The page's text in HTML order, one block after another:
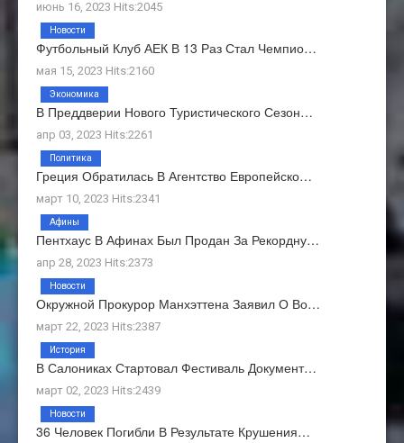
июнь 16, 2023 Hits:2045
Футбольный Клуб АЕК В 13 Раз Стал Чемпио…
мая 15, 2023 Hits:2160
Новости
В Преддверии Нового Туристического Сезон…
апр 03, 2023 Hits:2261
Экономика
Греция Обратилась В Агентство Европейско…
март 10, 2023 Hits:2341
Политика
Пентхаус В Афинах Был Продан За Рекордну…
апр 28, 2023 Hits:2373
Афины
Окружной Прокурор Манхэттена Заявил О Во…
март 22, 2023 Hits:2387
Новости
В Салониках Стартовал Фестиваль Документ…
март 02, 2023 Hits:2439
История
36 Человек Погибли В Результате Крушения…
Новости